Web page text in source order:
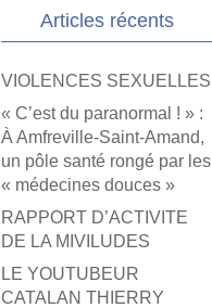
Articles récents
VIOLENCES SEXUELLES
« C’est du paranormal ! » :
À Amfreville-Saint-Amand,
un pôle santé rongé par les
« médecines douces »
RAPPORT D’ACTIVITE
DE LA MIVILUDES
LE YOUTUBEUR
CATALAN THIERRY